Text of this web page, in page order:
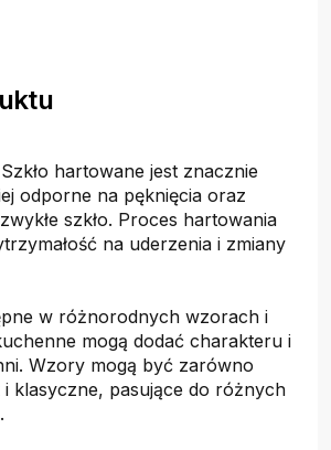
hartowane jest znacznie
odporne na pęknięcia oraz
szkło. Proces hartowania
na uderzenia i zmiany
w różnorodnych wzorach i
mogą dodać charakteru i
Wzory mogą być zarówno
klasyczne, pasujące do różnych